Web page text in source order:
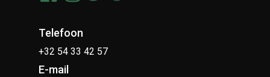
Telefoon
+32 54 33 42 57
E-mail